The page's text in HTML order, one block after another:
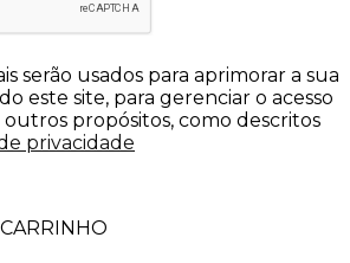
serão usados para aprimorar a sua
este site, para gerenciar o acesso
outros propósitos, como descritos
privacidade